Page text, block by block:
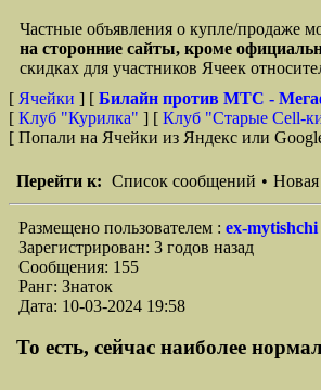
Частные объявления о купле/продаже
на сторонние сайты, кроме
скидках для участников Ячеек
[ Ячейки ] [ Билайн против МТС -
[ Клуб "Курилка" ] [ Клуб "Старые Сell-
[ Попали на Ячейки из Яндекс или
Перейти к: Список сообщений • Новая
Размещено пользователем : ex-mytishchi
Зарегистрирован: 3 годов назад
Сообщения: 155
Ранг: Знаток
Дата: 10-03-2024 19:58
То есть, сейчас наиболее